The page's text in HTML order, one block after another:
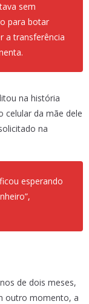
sem
para botar
a transferência
na história
celular da mãe dele
na
esperando
de dois meses,
outro momento, a